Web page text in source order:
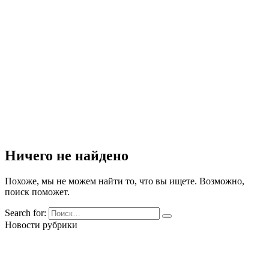
Ничего не найдено
Похоже, мы не можем найти то, что вы ищете. Возможно,
поиск поможет.
Search for:
Новости рубрики